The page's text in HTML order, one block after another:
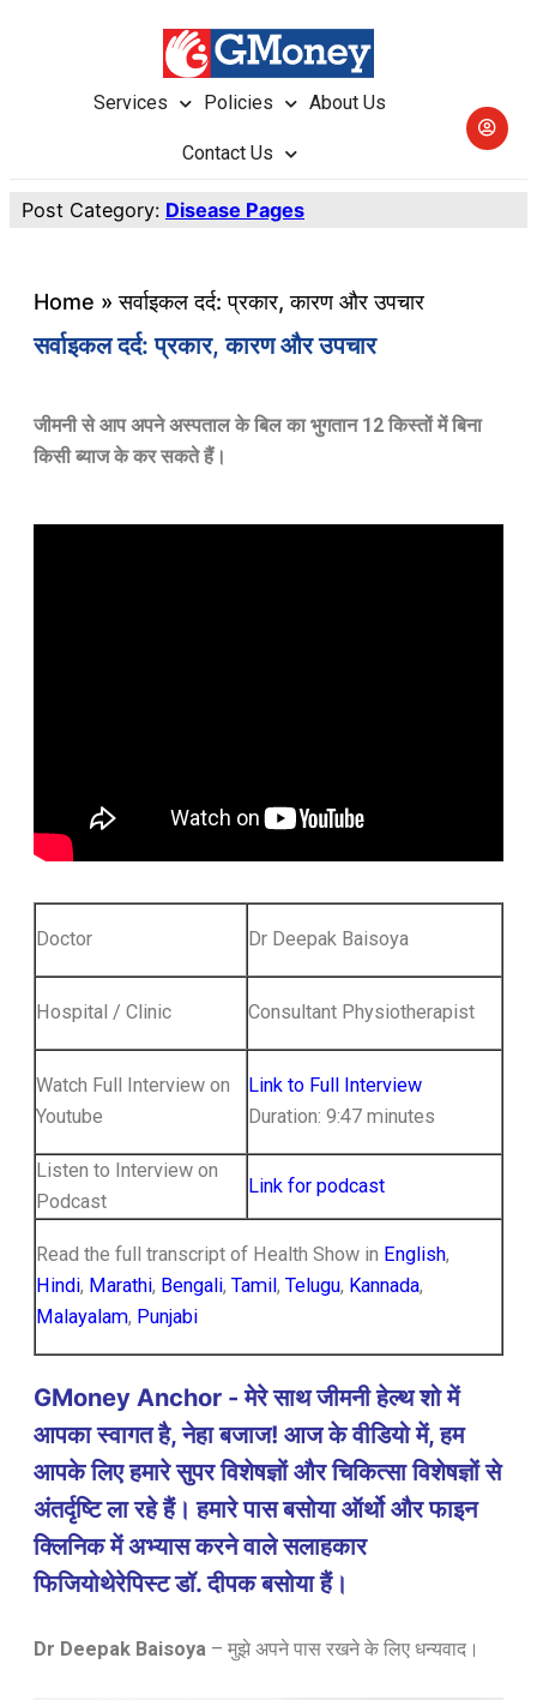
Services Policies About Us
Contact Us
Post Category: Disease Pages
Home »सर्वाइकल दर्द: प्रकार, कारण और उपचार
सर्वाइकल दर्द: प्रकार, कारण और उपचार
जीमनी से आप अपने अस्पताल के बिल का भुगतान 12 किस्तों में बिना
किसी ब्याज के कर सकते हैं।
Doctor Dr Deepak Baisoya
Hospital / Clinic Consultant Physiotherapist
Watch Full Interview on
Youtube
Link to Full Interview
Duration: 9:47 minutes
Listen to Interview on
Podcast
Link for podcast
Read the full transcript of Health Show in English,
Hindi, Marathi, Bengali, Tamil , Telugu, Kannada,
Malayalam, Punjabi
GMoney Anchor - मेरे साथ जीमनी हेल्थ शो में
आपका स्वागत है, नेहा बजाज! आज के वीडियो में, हम
आपके लिए हमारे सुपर विशेषज्ञों और चिकित्सा विशेषज्ञों से
अंतर्दृष्टि ला रहे हैं। हमारे पास बसोया ऑर्थो और फाइन
क्लिनिक में अभ्यास करने वाले सलाहकार
फिजियोथेरेपिस्ट डॉ. दीपक बसोया हैं।
Dr Deepak Baisoya – मुझे अपने पास रखने के लिए धन्यवाद।